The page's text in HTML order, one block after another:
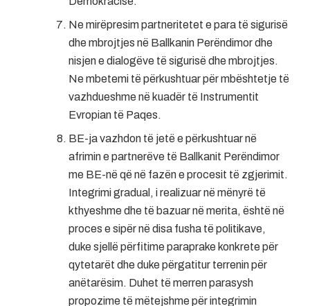
Ne mirëpresim partneritetet e para të sigurisë
dhe mbrojtjes në Ballkanin Perëndimor dhe
nisjen e dialogëve të sigurisë dhe mbrojtjes.
Ne mbetemi të përkushtuar për mbështetje të
vazhdueshme në kuadër të Instrumentit
Evropian të Paqes.
BE-ja vazhdon të jetë e përkushtuar në
afrimin e partnerëve të Ballkanit Perëndimor
me BE-në që në fazën e procesit të zgjerimit.
Integrimi gradual, i realizuar në mënyrë të
kthyeshme dhe të bazuar në merita, është në
proces e sipër në disa fusha të politikave,
duke sjellë përfitime paraprake konkrete për
qytetarët dhe duke përgatitur terrenin për
anëtarësim. Duhet të merren parasysh
propozime të mëtejshme për integrimin